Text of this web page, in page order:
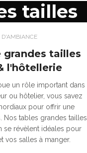
tailles
D'AMBIANCE
grandes tailles
l'hôtellerie
un rôle important dans
ou hôtelier, vous savez
pour offrir une
tables grandes tailles
se révèlent idéales pour
vos salles à manger.